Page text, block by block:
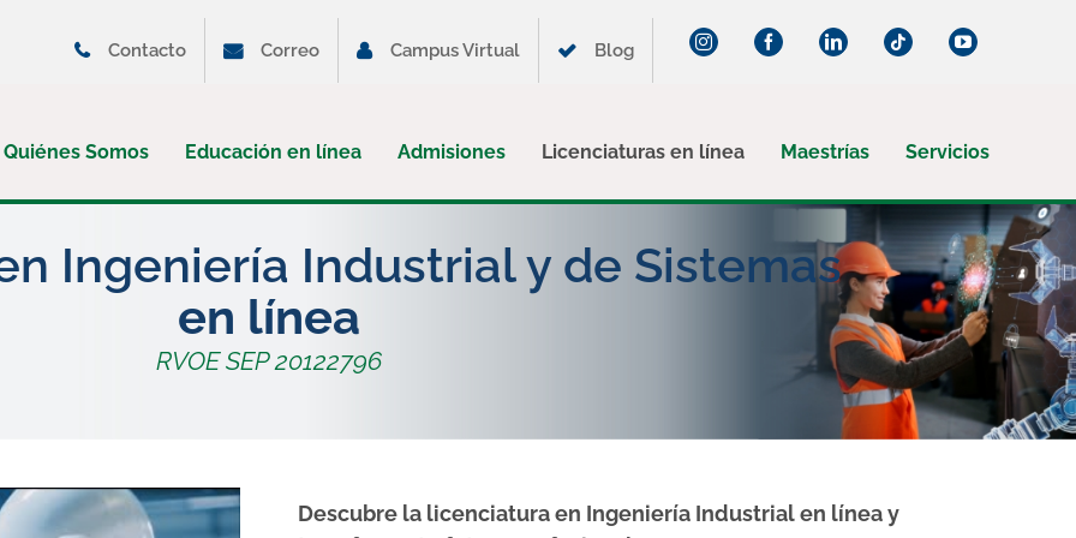
Contacto Correo Campus Virtual Blog Instagram FacebookLinkedIn Tiktok YouTube
Quiénes Somos Educación en línea Admisiones Licenciaturas en línea Maestrías Servicios
Ingeniería Industrial y de Sistemas
en línea
RVOE SEP 20122796
Descubre la licenciatura en Ingeniería Industrial en línea y